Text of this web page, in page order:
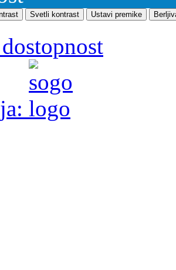
Svetli kontrast Ustavi premike